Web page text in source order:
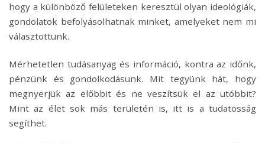
hogy a különböző felületeken keresztül olyan ideológiák,
gondolatok befolyásolhatnak minket, amelyeket nem mi
választottunk.
Mérhetetlen tudásanyag és információ, kontra az időnk,
pénzünk és gondolkodásunk. Mit tegyünk hát, hogy
megnyerjük az előbbit és ne veszítsük el az utóbbit?
Mint az élet sok más területén is, itt is a tudatosság
segíthet.